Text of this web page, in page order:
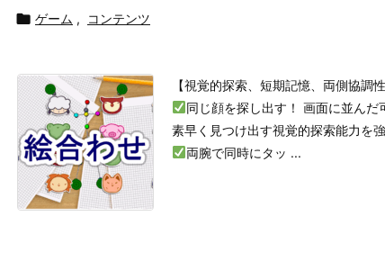
 ゲーム , コンテンツ
【視覚的探索、短期記憶、両側協調
同じ顔を探し出す！ 画面に並ん
素早く見つけ出す視覚的探索能力を強
両腕で同時にタッ ...